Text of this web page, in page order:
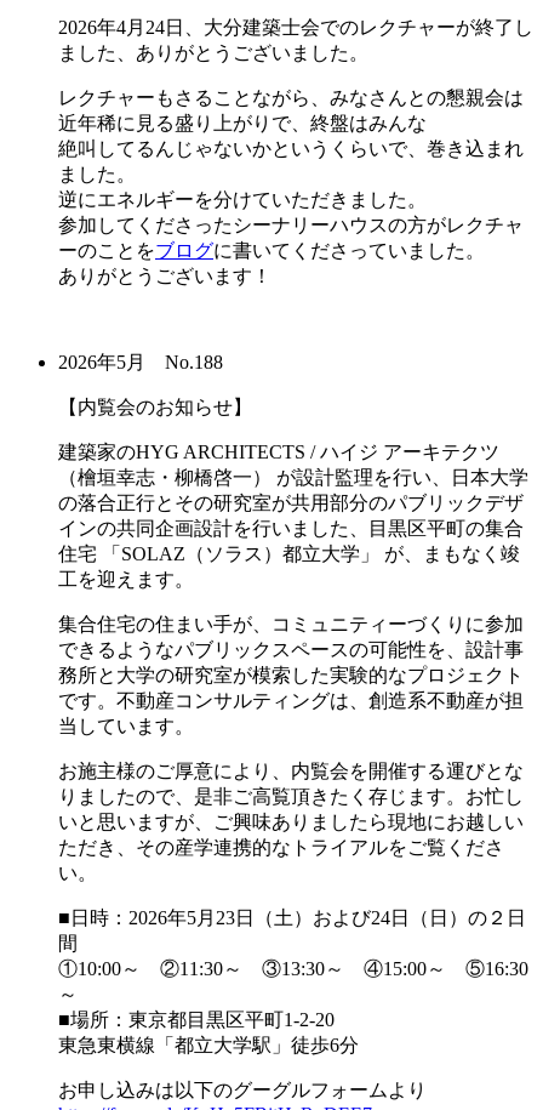
2026年4月24日、大分建築士会でのレクチャーが終了し
ました、ありがとうございました。
レクチャーもさることながら、みなさんとの懇親会は
近年稀に見る盛り上がりで、終盤はみんな
絶叫してるんじゃないかというくらいで、巻き込まれ
ました。
逆にエネルギーを分けていただきました。
参加してくださったシーナリーハウスの方がレクチャ
ーのことをブログに書いてくださっていました。
ありがとうございます！
2026年5月 No.188
【内覧会のお知らせ】
建築家のHYG ARCHITECTS / ハイジ アーキテクツ
（檜垣幸志・柳橋啓一） が設計監理を行い、日本大学
の落合正行とその研究室が共用部分のパブリックデザ
インの共同企画設計を行いました、目黒区平町の集合
住宅 「SOLAZ（ソラス）都立大学」 が、まもなく竣
工を迎えます。
集合住宅の住まい手が、コミュニティーづくりに参加
できるようなパブリックスペースの可能性を、設計事
務所と大学の研究室が模索した実験的なプロジェクト
です。不動産コンサルティングは、創造系不動産が担
当しています。
お施主様のご厚意により、内覧会を開催する運びとな
りましたので、是非ご高覧頂きたく存じます。お忙し
いと思いますが、ご興味ありましたら現地にお越しい
ただき、その産学連携的なトライアルをご覧くださ
い。
■日時：2026年5月23日（土）および24日（日）の２日
間
①10:00～ ②11:30～ ③13:30～ ④15:00～ ⑤16:30
～
■場所：東京都目黒区平町1-2-20
東急東横線「都立大学駅」徒歩6分
お申し込みは以下のグーグルフォームより